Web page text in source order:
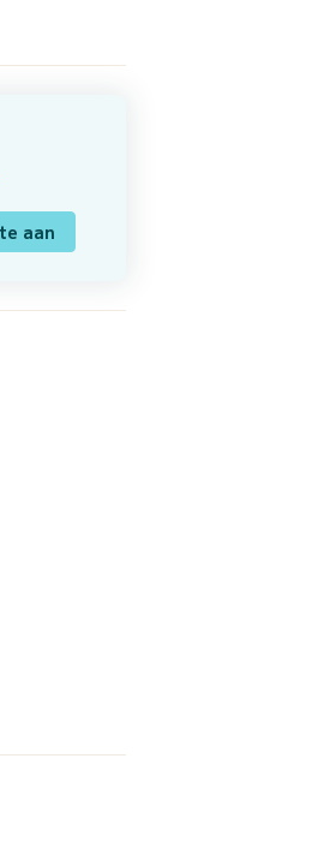
aan